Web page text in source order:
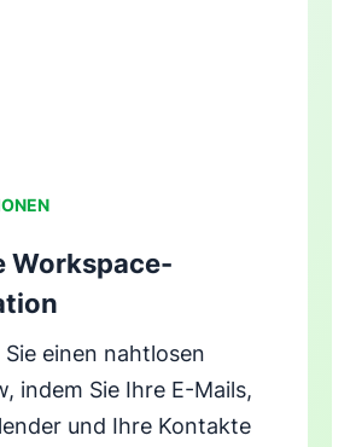
Workspace-
Sie einen nahtlosen
indem Sie Ihre E-Mails,
und Ihre Kontakte
öffnen